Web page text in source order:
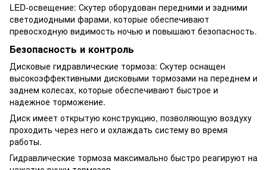
LED-освещение: Скутер оборудован передними и задними
светодиодными фарами, которые обеспечивают
превосходную видимость ночью и повышают безопасность.
Безопасность и контроль
Дисковые гидравлические тормоза: Скутер оснащен
высокоэффективными дисковыми тормозами на переднем и
заднем колесах, которые обеспечивают быстрое и
надежное торможение.
Диск имеет открытую конструкцию, позволяющую воздуху
проходить через него и охлаждать систему во время
работы.
Гидравлические тормоза максимально быстро реагируют на